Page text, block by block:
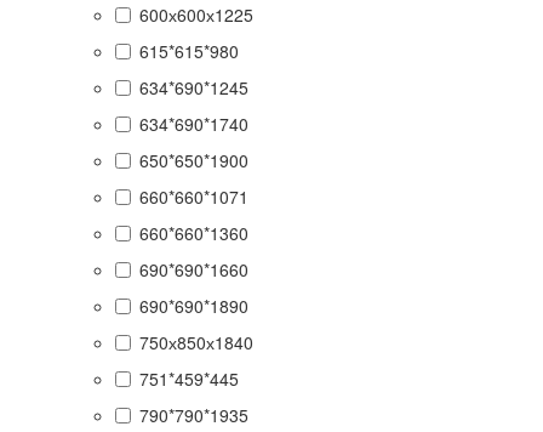
600х600х1225
615*615*980
634*690*1245
634*690*1740
650*650*1900
660*660*1071
660*660*1360
690*690*1660
690*690*1890
750х850х1840
751*459*445
790*790*1935